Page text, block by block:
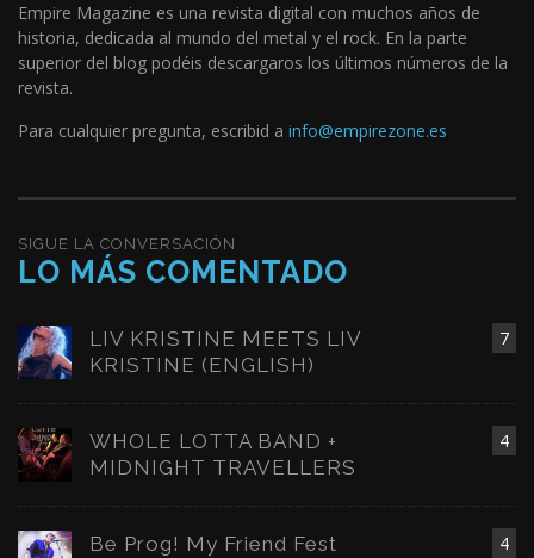
Empire Magazine es una revista digital con muchos años de
historia, dedicada al mundo del metal y el rock. En la parte
superior del blog podéis descargaros los últimos números de la
revista.
Para cualquier pregunta, escribid a info@empirezone.es
SIGUE LA CONVERSACIÓN
LO MÁS COMENTADO
7
LIV KRISTINE MEETS LIV
KRISTINE (ENGLISH)
4
WHOLE LOTTA BAND +
MIDNIGHT TRAVELLERS
4
Be Prog! My Friend Fest